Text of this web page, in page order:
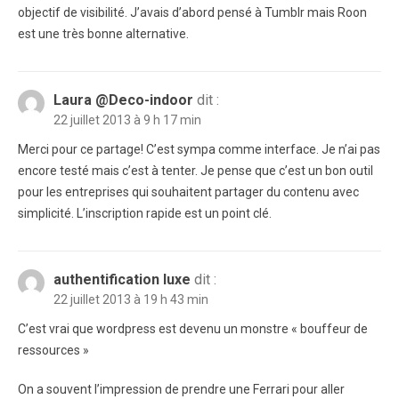
objectif de visibilité. J’avais d’abord pensé à Tumblr mais Roon
est une très bonne alternative.
Laura @Deco-indoor dit :
22 juillet 2013 à 9 h 17 min
Merci pour ce partage! C’est sympa comme interface. Je n’ai pas
encore testé mais c’est à tenter. Je pense que c’est un bon outil
pour les entreprises qui souhaitent partager du contenu avec
simplicité. L’inscription rapide est un point clé.
authentification luxe dit :
22 juillet 2013 à 19 h 43 min
C’est vrai que wordpress est devenu un monstre « bouffeur de
ressources »
On a souvent l’impression de prendre une Ferrari pour aller